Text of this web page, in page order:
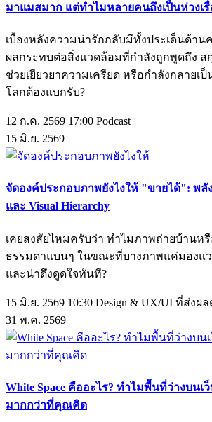
มาแมสมาก แต่ทำไมหลายคนถึงเป็นห่วงเ
เบื้องหลังความน่ารักกลับมีทั้งประเด็นด้าน
ผลกระทบต่อสิ่งแวดล้อมที่กำลังถูกพูดถึง ส
ช่วยเยียวยาความเครียด หรือกำลังกลายเ
โลกต้องแบกรับ?
12 ก.ค. 2569 17:00 Podcast
15 มิ.ย. 2569
จัดองค์ประกอบภาพยังไงให้ "ขายได้": พลัง
และ Visual Hierarchy
เคยสงสัยไหมครับว่า ทำไมภาพถ่ายบ้านห
ธรรมดาแบนๆ ในขณะที่บางภาพแค่มองแ
และน่าดึงดูดใจทันที?
15 มิ.ย. 2569 10:30 Design & UX/UI ที่ส่งผล
31 พ.ค. 2569
White Space คืออะไร? ทำไมพื้นที่ว่างบนเ
มากกว่าที่คุณคิด